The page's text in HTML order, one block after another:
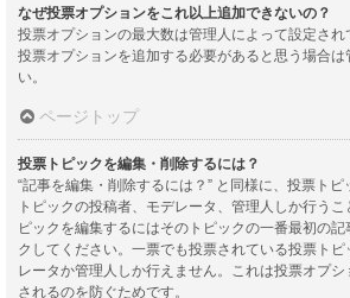
なぜ投票オプションをこれ以上追加できないの？
投票オプションの最大数は管理人によって設定さ
投票オプションを追加する必要があると思う場合は
い。
ページトップ
投票トピックを編集・削除するには？
“記事を編集・削除するには？” と同様に、投票ト
トピックの投稿者、モデレータ、管理人しか行う
ピックを編集するにはそのトピックの一番最初の
クしてください。一票でも投票されている投票ト
レータか管理人しか行えません。これは投票オプ
されるのを防ぐためです。